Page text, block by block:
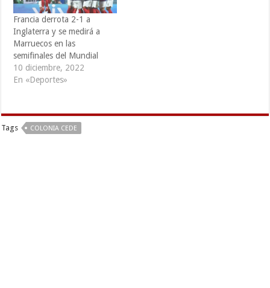
Francia derrota 2-1 a
Inglaterra y se medirá a
Marruecos en las
semifinales del Mundial
10 diciembre, 2022
En «Deportes»
Tags COLONIA CEDE